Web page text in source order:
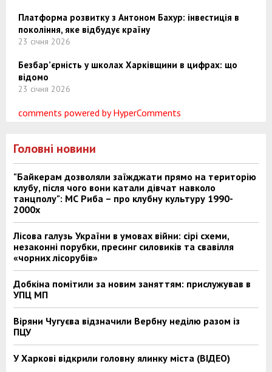
Платформа розвитку з Антоном Бахур: інвестиція в
покоління, яке відбудує країну
23 січня 2026
Безбар’єрність у школах Харківщини в цифрах: що
відомо
23 січня 2026
comments powered by HyperComments
Головні новини
"Байкерам дозволяли заїжджати прямо на територію
клубу, після чого вони катали дівчат навколо
танцполу": МС Риба – про клубну культуру 1990-
2000х
Лісова галузь України в умовах війни: сірі схеми,
незаконні порубки, пресинг силовиків та свавілля
«чорних лісорубів»
Добкіна помітили за новим заняттям: прислужував в
УПЦ МП
Віряни Чугуєва відзначили Вербну неділю разом із
ПЦУ
У Харкові відкрили головну ялинку міста (ВІДЕО)